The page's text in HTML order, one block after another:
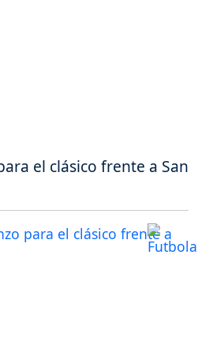
el clásico frente a San